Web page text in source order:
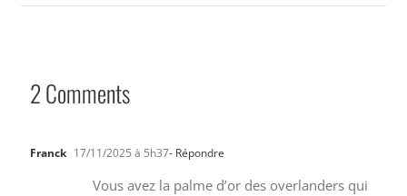
2 Comments
Franck 17/11/2025 à 5h37- Répondre
Vous avez la palme d’or des overlanders qui